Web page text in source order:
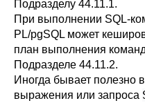
Подразделу 44.11.1.
При выполнении SQL-
PL/pgSQL может
план выполнения
Подразделе 44.11.2.
Иногда бывает полезно
выражения или запроса